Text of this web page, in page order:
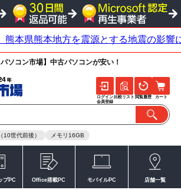
ソコン市場】中古パソコンが安い！
10世代前後） メモリ16GB
ログイン
会員登録
比較リスト 閲覧履歴 カート
プPC Office搭載PC モバイルPC 店舗一覧